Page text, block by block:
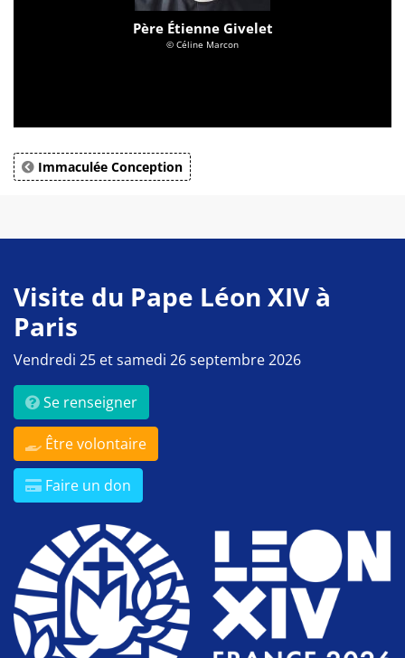
Père Étienne Givelet
© Céline Marcon
Immaculée Conception
Visite du Pape Léon XIV à
Paris
Vendredi 25 et samedi 26 septembre 2026
Se renseigner
Être volontaire
Faire un don